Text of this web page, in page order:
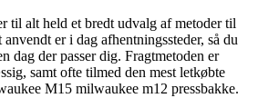
til alt held et bredt udvalg af metoder til
er i dag afhentningssteder, så du
dag der passer dig. Fragtmetoden er
samt ofte tilmed den mest letkøbte
M15 milwaukee m12 pressbakke.